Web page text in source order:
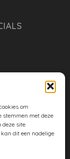
om
stemmen met deze
deze site
dit een nadelige